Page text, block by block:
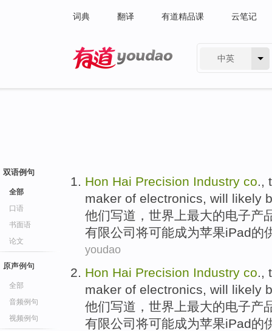
词典 翻译 有道精品课 云笔记
中英
双语例句
全部
口语
书面语
论文
原声例句
全部
音频例句
视频例句
Hon Hai Precision Industry co.,
maker of electronics, will likely
他们写道， 世界 上最大的电子产
有限公司 将可能成为苹果iPad的
youdao
Hon Hai Precision Industry co.,
maker of electronics, will likely
他们写道， 世界 上最大的电子产
有限公司 将可能成为苹果iPad的